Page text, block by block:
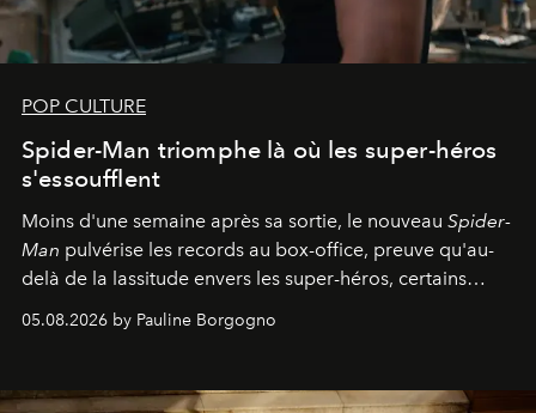
POP CULTURE
Spider-Man triomphe là où les super-héros
s'essoufflent
Moins d'une semaine après sa sortie, le nouveau Spider-
Man pulvérise les records au box-office, preuve qu'au-
delà de la lassitude envers les super-héros, certains
personnages continuent de susciter une ferveur intacte.
05.08.2026 by Pauline Borgogno